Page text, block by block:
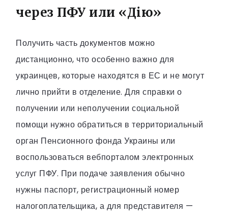
через ПФУ или «Дію»
Получить часть документов можно
дистанционно, что особенно важно для
украинцев, которые находятся в ЕС и не могут
лично прийти в отделение. Для справки о
получении или неполучении социальной
помощи нужно обратиться в территориальный
орган Пенсионного фонда Украины или
воспользоваться вебпорталом электронных
услуг ПФУ. При подаче заявления обычно
нужны паспорт, регистрационный номер
налогоплательщика, а для представителя —